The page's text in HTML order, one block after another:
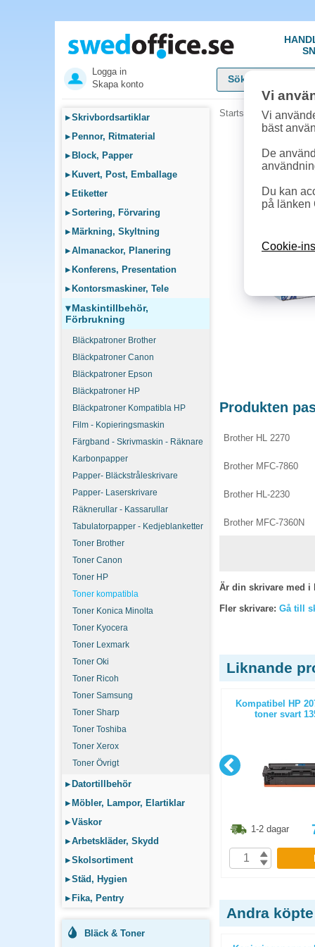
Logga in
Skapa konto
▸Skrivbordsartiklar
▸ Pennor, Ritmaterial
▸ Block, Papper
▸ Kuvert, Post, Emballage
▸ Etiketter
▸Sortering, Förvaring
▸ Märkning, Skyltning
▸Almanackor, Planering
▸ Konferens, Presentation
▸ Kontorsmaskiner, Tele
▾Maskintillbehör,
Förbrukning
Bläckpatroner Brother
Bläckpatroner Canon
Bläckpatroner Epson
Bläckpatroner HP
Bläckpatroner Kompatibla HP
Film - Kopieringsmaskin
Färgband - Skrivmaskin - Räknare
Karbonpapper
Papper- Bläckstråleskrivare
Papper- Laserskrivare
Räknerullar - Kassarullar
Tabulatorpapper - Kedjeblanketter
Toner Brother
Toner Canon
Toner HP
Toner kompatibla
Toner Konica Minolta
Toner Kyocera
Toner Lexmark
Toner Oki
Toner Ricoh
Toner Samsung
Toner Sharp
Toner Toshiba
Toner Xerox
Toner Övrigt
▸ Datortillbehör
▸ Möbler, Lampor, Elartiklar
▸Väskor
▸Arbetskläder, Skydd
▸Skolsortiment
▸Städ, Hygien
▸ Fika, Pentry
Bläck & Toner
Startsida »
Produkten
Brother HL 2270
Brother MFC-7860
Brother HL-2230
Brother MFC-7360N
Är din skrivare med i
Fler skrivare: Gå till
Liknande
svart 3000 sidor
Kompatibel HP
toner svart
1-2 dagar
Andra
Vi
Vi
bäst
De
Du kan
på länken
Cookie-